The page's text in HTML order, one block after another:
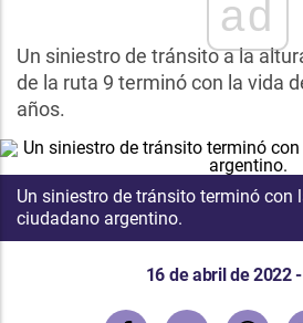
ad
Un siniestro de tránsito a la
de la ruta 9 terminó con la vida
años.
Un siniestro de tránsito terminó con
ciudadano argentino.
16 de abril de 2022